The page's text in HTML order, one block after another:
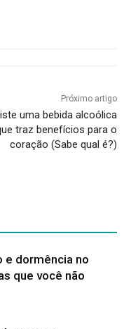
Próximo artigo
uma bebida alcoólica
traz benefícios para o
coração (Sabe qual é?)
e dormência no
que você não